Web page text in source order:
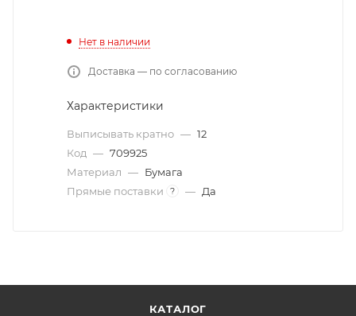
Нет в наличии
Доставка — по согласованию
Характеристики
Выписывать кратно — 12
Код — 709925
Материал — Бумага
Прямые поставки
? — Да
КАТАЛОГ